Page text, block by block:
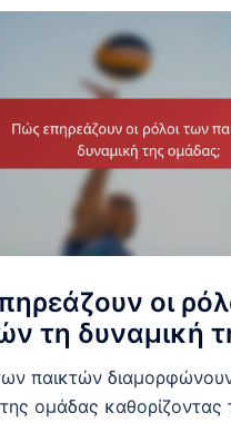
οι
τη δυναμική
παικτών
ομάδας καθορίζοντας